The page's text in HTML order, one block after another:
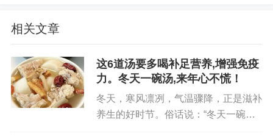
不足导致的乏力、面色苍白、月经不调有明显改
善。
银耳红枣汤的“安全底色”：天然食材的“零负担”优势
与添加了香精、防腐剂的加工饮品不同，银耳
相关文章
这6道汤要多喝补足营养,增强免疫
力。冬天一碗汤,来年心不慌！
冬天，寒风凛冽，气温骤降，正是滋补
养生的好时节。俗话说：“冬天一碗